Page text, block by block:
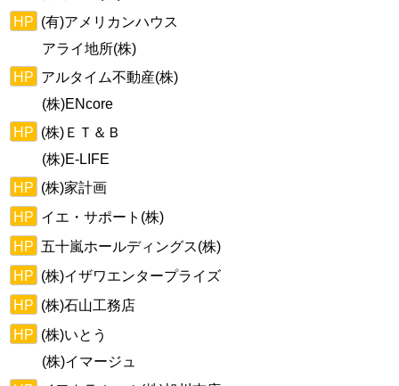
HP (有)アメリカンハウス
アライ地所(株)
HP アルタイム不動産(株)
(株)ENcore
HP (株)ＥＴ＆Ｂ
(株)E-LIFE
HP (株)家計画
HP イエ・サポート(株)
HP 五十嵐ホールディングス(株)
HP (株)イザワエンタープライズ
HP (株)石山工務店
HP (株)いとう
(株)イマージュ